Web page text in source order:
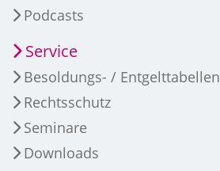
Podcasts
Service
Besoldungs- / Entgelttabellen
Rechtsschutz
Seminare
Downloads